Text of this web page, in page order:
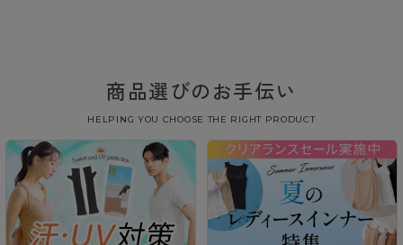
商品選びのお手伝い
HELPING YOU CHOOSE THE RIGHT PRODUCT